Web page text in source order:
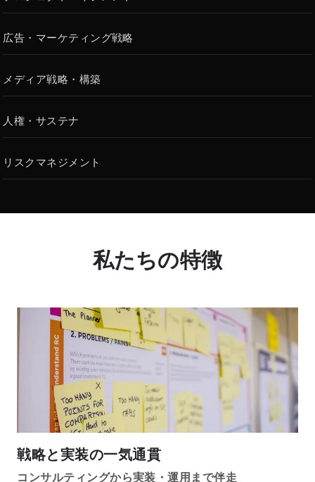
広告・マーケティング戦略
メディア戦略・構築
人権・サステナ
リスクマネジメント
私たちの特徴
戦略と実装の一気通貫
コンサルティングから実装・運用まで伴走